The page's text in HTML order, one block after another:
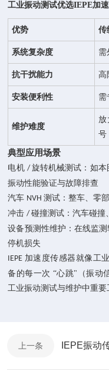
工业振动测试优选IEPE加
优势 传
系统复杂度 需
抗干扰能力 高
安装便利性 需
维护难度
放
号
典型应用场景
电机 / 旋转机械测试：如
振动性能验证与故障排查
汽车 NVH测试：整车、零
冲击 /碰撞测试：汽车碰撞
设备预测性维护：在线监
停机损失
IEPE 加速度传感器就像工
备的每一次 “心跳"（振动
工业振动测试与维护中重要
上一条